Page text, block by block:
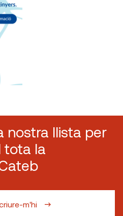
nostra llista per
tota la
m'hi